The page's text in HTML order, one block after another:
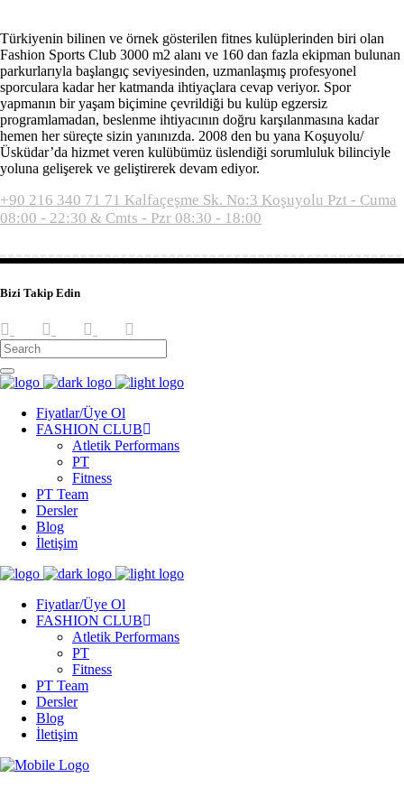
Türkiyenin bilinen ve örnek gösterilen fitnes kulüplerinden biri olan
Fashion Sports Club 3000 m2 alanı ve 160 dan fazla ekipman bulunan
parkurlarıyla başlangıç seviyesinden, uzmanlaşmış profesyonel
sporculara kadar her katmanda ihtiyaçlara cevap veriyor. Spor
yapmanın bir yaşam biçimine çevrildiği bu kulüp egzersiz
programlamadan, beslenme ihtiyacının doğru karşılanmasına kadar
hemen her süreçte sizin yanınızda. 2008 den bu yana Koşuyolu/
Üsküdar’da hizmet veren kulübümüz üslendiği sorumluluk bilinciyle
yoluna gelişerek ve geliştirerek devam ediyor.
+90 216 340 71 71 Kalfaçeşme Sk. No:3 Koşuyolu Pzt - Cuma
08:00 - 22:30 & Cmts - Pzr 08:30 - 18:00
Bizi Takip Edin
Fiyatlar/Üye Ol
FASHION CLUB
Atletik Performans
PT
Fitness
PT Team
Dersler
Blog
İletişim
Fiyatlar/Üye Ol
FASHION CLUB
Atletik Performans
PT
Fitness
PT Team
Dersler
Blog
İletişim